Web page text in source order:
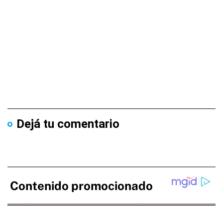
Dejá tu comentario